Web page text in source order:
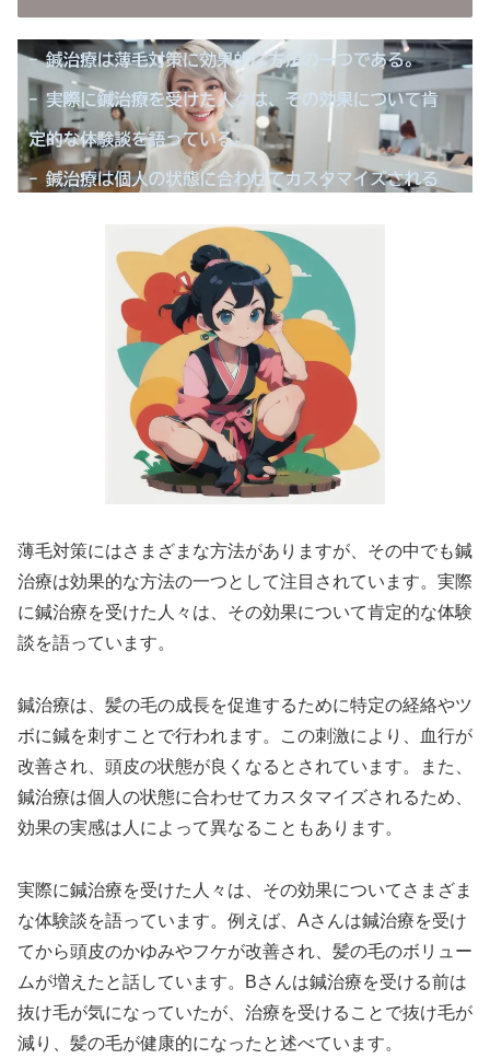
薄毛対策にはさまざまな方法がありますが、その中でも鍼
治療は効果的な方法の一つとして注目されています。実際
に鍼治療を受けた人々は、その効果について肯定的な体験
談を語っています。
鍼治療は、髪の毛の成長を促進するために特定の経絡やツ
ボに鍼を刺すことで行われます。この刺激により、血行が
改善され、頭皮の状態が良くなるとされています。また、
鍼治療は個人の状態に合わせてカスタマイズされるため、
効果の実感は人によって異なることもあります。
実際に鍼治療を受けた人々は、その効果についてさまざま
な体験談を語っています。例えば、Aさんは鍼治療を受け
てから頭皮のかゆみやフケが改善され、髪の毛のボリュー
ムが増えたと話しています。Bさんは鍼治療を受ける前は
抜け毛が気になっていたが、治療を受けることで抜け毛が
減り、髪の毛が健康的になったと述べています。